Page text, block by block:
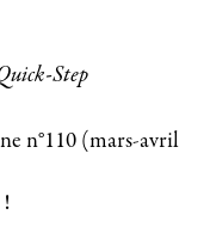
Step
n°110 (mars-avril